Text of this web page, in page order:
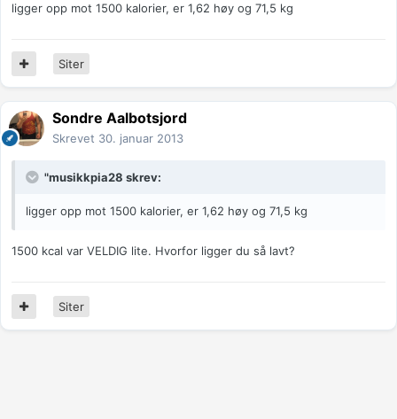
ligger opp mot 1500 kalorier, er 1,62 høy og 71,5 kg
Siter
Sondre Aalbotsjord
Skrevet 30. januar 2013
"musikkpia28 skrev:
ligger opp mot 1500 kalorier, er 1,62 høy og 71,5 kg
1500 kcal var VELDIG lite. Hvorfor ligger du så lavt?
Siter